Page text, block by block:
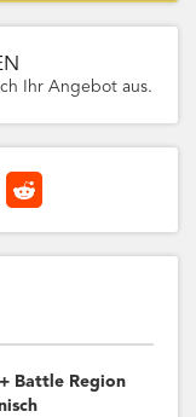
Ihr Angebot aus.
Battle Region